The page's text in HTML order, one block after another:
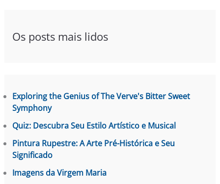
Os posts mais lidos
Exploring the Genius of The Verve's Bitter Sweet
Symphony
Quiz: Descubra Seu Estilo Artístico e Musical
Pintura Rupestre: A Arte Pré-Histórica e Seu
Significado
Imagens da Virgem Maria